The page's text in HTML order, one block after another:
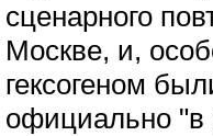
сценарного
Москве, и,
гексогеном
официально "в